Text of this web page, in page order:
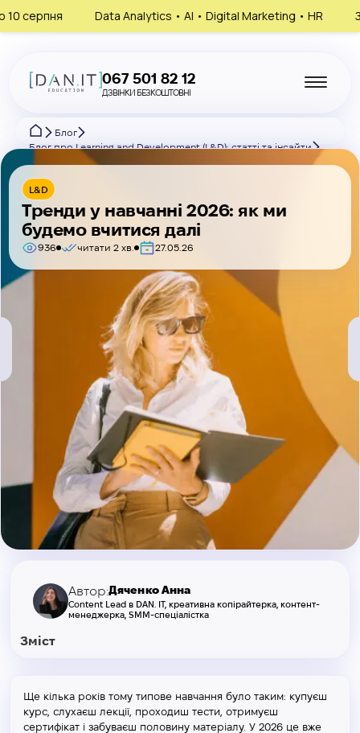
Analytics • AI • Digital Marketing • HR Запишись на
067 501 82 12
ДЗВІНКИ БЕЗКОШТОВНІ
Блог
Блог про Learning and Development (L&D): статті та інсайти
Тренди у навчанні 2026: як ми будемо вчитися далі
L&D
Тренди у навчанні 2026: як ми
будемо вчитися далі
936 читати 2 хв. 27.05.26
Автор:Дяченко Анна
Content Lead в DAN. IT, креативна копірайтерка, контент-
менеджерка, SMM-спеціалістка
Зміст
Ще кілька років тому типове навчання було таким: купуєш
курс, слухаєш лекції, проходиш тести, отримуєш
сертифікат і забуваєш половину матеріалу. У 2026 це вже